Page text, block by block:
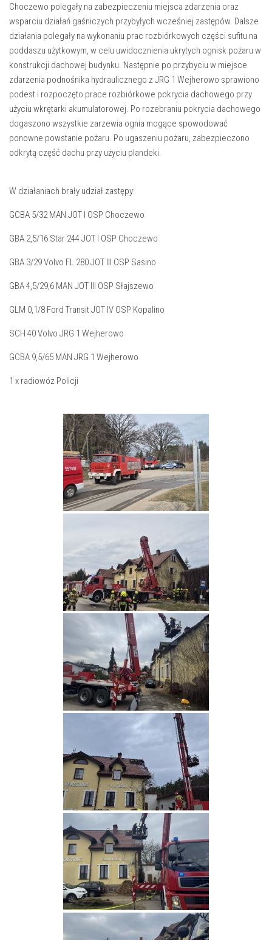
Choczewo polegały na zabezpieczeniu miejsca zdarzenia oraz
wsparciu działań gaśniczych przybyłych wcześniej zastępów. Dalsze
działania polegały na wykonaniu prac rozbiórkowych części sufitu na
poddaszu użytkowym, w celu uwidocznienia ukrytych ognisk pożaru w
konstrukcji dachowej budynku. Następnie po przybyciu w miejsce
zdarzenia podnośnika hydraulicznego z JRG 1 Wejherowo sprawiono
podest i rozpoczęto prace rozbiórkowe pokrycia dachowego przy
użyciu wkrętarki akumulatorowej. Po rozebraniu pokrycia dachowego
dogaszono wszystkie zarzewia ognia mogące spowodować
ponowne powstanie pożaru. Po ugaszeniu pożaru, zabezpieczono
odkrytą część dachu przy użyciu plandeki.
W działaniach brały udział zastępy:
GCBA 5/32 MAN JOT I OSP Choczewo
GBA 2,5/16 Star 244 JOT I OSP Choczewo
GBA 3/29 Volvo FL 280 JOT III OSP Sasino
GBA 4,5/29,6 MAN JOT III OSP Słajszewo
GLM 0,1/8 Ford Transit JOT IV OSP Kopalino
SCH 40 Volvo JRG 1 Wejherowo
GCBA 9,5/65 MAN JRG 1 Wejherowo
1 x radiowóz Policji